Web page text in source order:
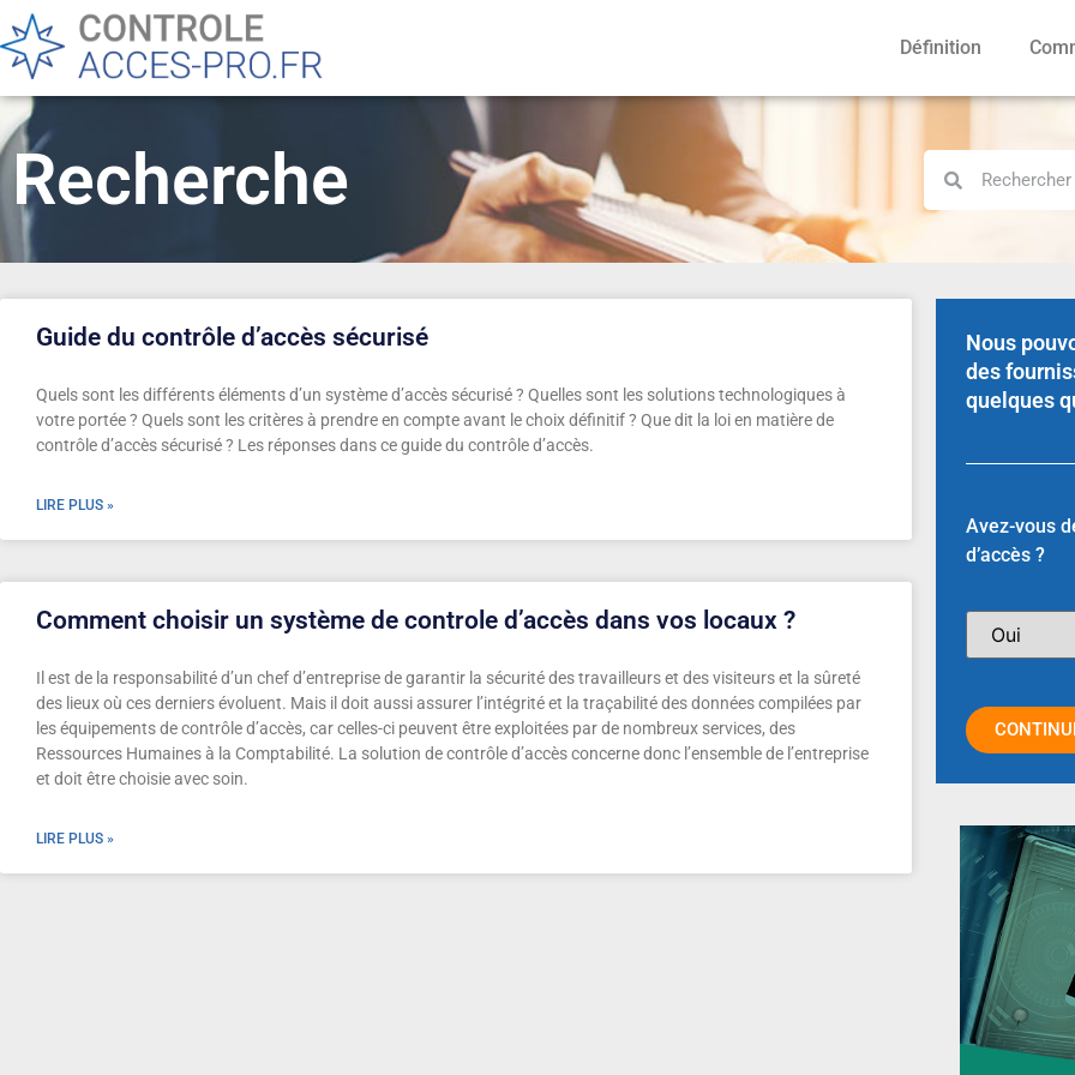
Définition
Recherche
Guide du contrôle d’accès sécurisé
Quels sont les différents éléments d’un système d’accès sécurisé ? Quelles sont les solutions technologiques à
votre portée ? Quels sont les critères à prendre en compte avant le choix définitif ? Que dit la loi en matière de
contrôle d’accès sécurisé ? Les réponses dans ce guide du contrôle d’accès.
LIRE PLUS »
Comment choisir un système de controle d’accès dans vos locaux ?
Il est de la responsabilité d’un chef d’entreprise de garantir la sécurité des travailleurs et des visiteurs et la sûreté
des lieux où ces derniers évoluent. Mais il doit aussi assurer l’intégrité et la traçabilité des données compilées par
les équipements de contrôle d’accès, car celles-ci peuvent être exploitées par de nombreux services, des
Ressources Humaines à la Comptabilité. La solution de contrôle d’accès concerne donc l’ensemble de l’entreprise
et doit être choisie avec soin.
LIRE PLUS »
Nous
des
quelques
Avez-vous
d’accès ?